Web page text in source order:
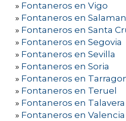
» Fontaneros en Vigo
» Fontaneros en
» Fontaneros en Santa
» Fontaneros en Segovia
» Fontaneros en Sevilla
» Fontaneros en Soria
» Fontaneros en
» Fontaneros en Teruel
» Fontaneros en Talavera
» Fontaneros en Valencia